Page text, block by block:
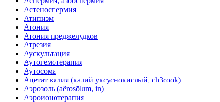
Астеноспермия
Атипизм
Атония
Атония преджелудков
Атрезия
Аускультация
Аутогемотерапия
Аутосома
Ацетат калия (калий уксуснокислый, ch3cook)
Аэрозоль (aёrosōlum, in)
Аэроионотерапия